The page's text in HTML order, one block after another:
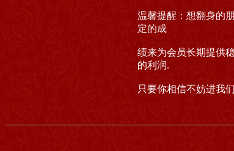
温馨提醒：想翻身的
定的成
绩来为会员长期提供
的利润.
只要你相信不妨进我